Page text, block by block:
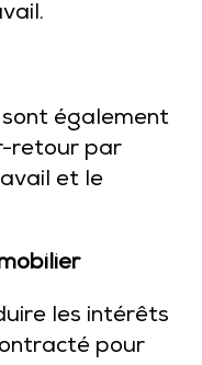
également
retour par
et le
les intérêts
pour